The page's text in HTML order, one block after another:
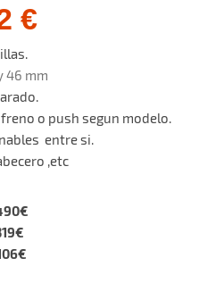
€
46 mm
o push segun modelo.
entre si.
,etc